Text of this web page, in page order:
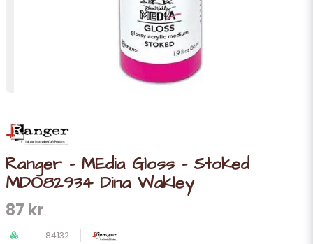
Ranger - MEdia Gloss - Stoked
MDO82934 Dina Wakley
87 kr
84132